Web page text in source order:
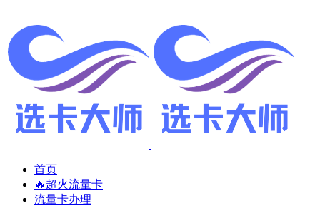
首页
🔥超火流量卡
流量卡办理